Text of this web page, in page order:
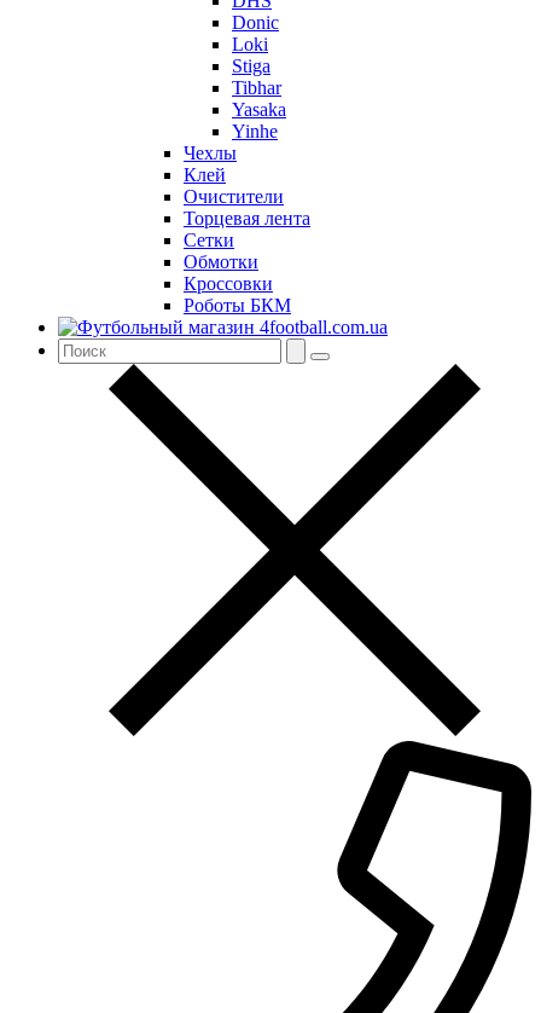
Donic
Loki
Stiga
Tibhar
Yasaka
Yinhe
Чехлы
Клей
Очистители
Торцевая лента
Сетки
Обмотки
Кроссовки
Роботы БКМ